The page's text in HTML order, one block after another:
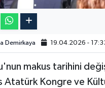
Demirkaya 19.04.2026 -
makus tarihini
Atatürk Kongre ve